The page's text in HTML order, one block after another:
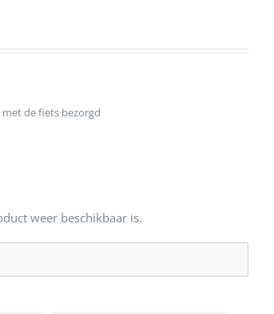
de fiets bezorgd
weer beschikbaar is.